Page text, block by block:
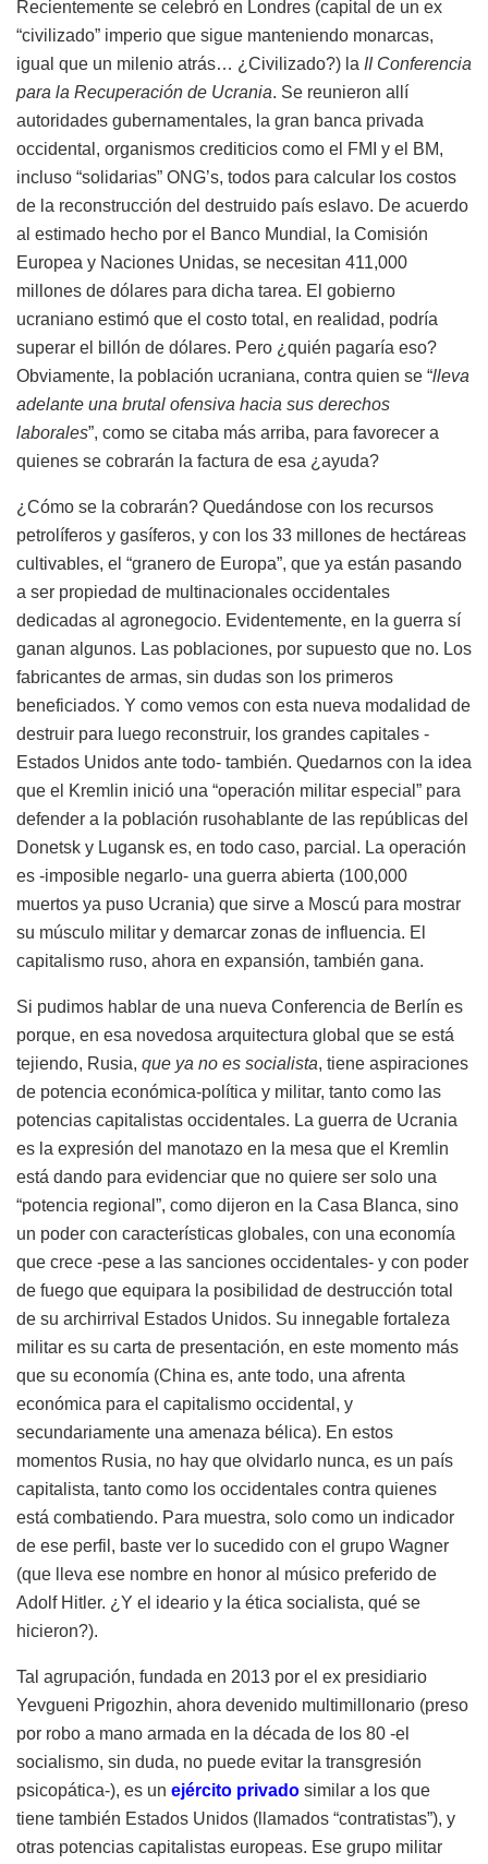
Recientemente se celebró en Londres (capital de un ex
“civilizado” imperio que sigue manteniendo monarcas,
igual que un milenio atrás… ¿Civilizado?) la II Conferencia
para la Recuperación de Ucrania. Se reunieron allí
autoridades gubernamentales, la gran banca privada
occidental, organismos crediticios como el FMI y el BM,
incluso “solidarias” ONG’s, todos para calcular los costos
de la reconstrucción del destruido país eslavo. De acuerdo
al estimado hecho por el Banco Mundial, la Comisión
Europea y Naciones Unidas, se necesitan 411,000
millones de dólares para dicha tarea. El gobierno
ucraniano estimó que el costo total, en realidad, podría
superar el billón de dólares. Pero ¿quién pagaría eso?
Obviamente, la población ucraniana, contra quien se “lleva
adelante una brutal ofensiva hacia sus derechos
laborales”, como se citaba más arriba, para favorecer a
quienes se cobrarán la factura de esa ¿ayuda?
¿Cómo se la cobrarán? Quedándose con los recursos
petrolíferos y gasíferos, y con los 33 millones de hectáreas
cultivables, el “granero de Europa”, que ya están pasando
a ser propiedad de multinacionales occidentales
dedicadas al agronegocio. Evidentemente, en la guerra sí
ganan algunos. Las poblaciones, por supuesto que no. Los
fabricantes de armas, sin dudas son los primeros
beneficiados. Y como vemos con esta nueva modalidad de
destruir para luego reconstruir, los grandes capitales -
Estados Unidos ante todo- también. Quedarnos con la idea
que el Kremlin inició una “operación militar especial” para
defender a la población rusohablante de las repúblicas del
Donetsk y Lugansk es, en todo caso, parcial. La operación
es -imposible negarlo- una guerra abierta (100,000
muertos ya puso Ucrania) que sirve a Moscú para mostrar
su músculo militar y demarcar zonas de influencia. El
capitalismo ruso, ahora en expansión, también gana.
Si pudimos hablar de una nueva Conferencia de Berlín es
porque, en esa novedosa arquitectura global que se está
tejiendo, Rusia, que ya no es socialista, tiene aspiraciones
de potencia económica-política y militar, tanto como las
potencias capitalistas occidentales. La guerra de Ucrania
es la expresión del manotazo en la mesa que el Kremlin
está dando para evidenciar que no quiere ser solo una
“potencia regional”, como dijeron en la Casa Blanca, sino
un poder con características globales, con una economía
que crece -pese a las sanciones occidentales- y con poder
de fuego que equipara la posibilidad de destrucción total
de su archirrival Estados Unidos. Su innegable fortaleza
militar es su carta de presentación, en este momento más
que su economía (China es, ante todo, una afrenta
económica para el capitalismo occidental, y
secundariamente una amenaza bélica). En estos
momentos Rusia, no hay que olvidarlo nunca, es un país
capitalista, tanto como los occidentales contra quienes
está combatiendo. Para muestra, solo como un indicador
de ese perfil, baste ver lo sucedido con el grupo Wagner
(que lleva ese nombre en honor al músico preferido de
Adolf Hitler. ¿Y el ideario y la ética socialista, qué se
hicieron?).
Tal agrupación, fundada en 2013 por el ex presidiario
Yevgueni Prigozhin, ahora devenido multimillonario (preso
por robo a mano armada en la década de los 80 -el
socialismo, sin duda, no puede evitar la transgresión
psicopática-), es un ejército privado similar a los que
tiene también Estados Unidos (llamados “contratistas”), y
otras potencias capitalistas europeas. Ese grupo militar